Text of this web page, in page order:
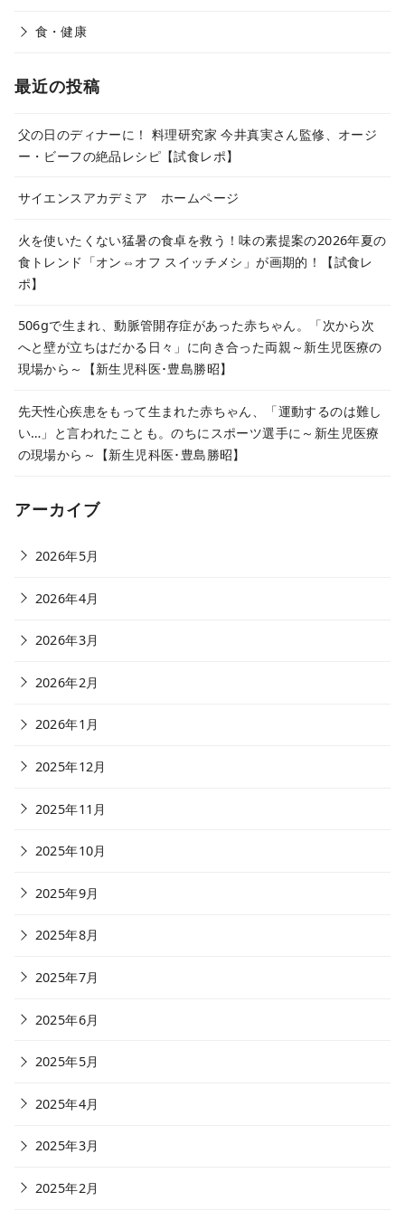
食・健康
最近の投稿
父の日のディナーに！ 料理研究家 今井真実さん監修、オージ
ー・ビーフの絶品レシピ【試食レポ】
サイエンスアカデミア ホームページ
火を使いたくない猛暑の食卓を救う！味の素提案の2026年夏の
食トレンド「オン⇔オフ スイッチメシ」が画期的！【試食レ
ポ】
506gで生まれ、動脈管開存症があった赤ちゃん。「次から次
へと壁が立ちはだかる日々」に向き合った両親～新生児医療の
現場から～【新生児科医･豊島勝昭】
先天性心疾患をもって生まれた赤ちゃん、「運動するのは難し
い…」と言われたことも。のちにスポーツ選手に～新生児医療
の現場から～【新生児科医･豊島勝昭】
アーカイブ
2026年5月
2026年4月
2026年3月
2026年2月
2026年1月
2025年12月
2025年11月
2025年10月
2025年9月
2025年8月
2025年7月
2025年6月
2025年5月
2025年4月
2025年3月
2025年2月